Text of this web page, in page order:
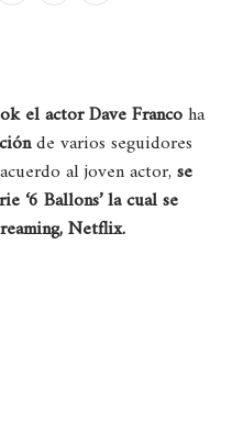
el actor Dave Francoha
de varios seguidores
al joven actor, se
‘6 Ballons’ la cual se
Netflix.